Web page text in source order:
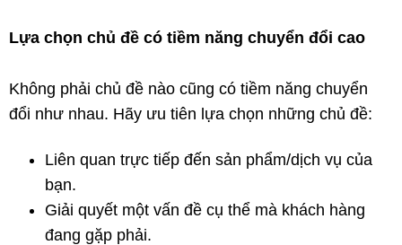
Lựa chọn chủ đề có tiềm năng chuyển đổi cao
Không phải chủ đề nào cũng có tiềm năng chuyển
đổi như nhau. Hãy ưu tiên lựa chọn những chủ đề:
Liên quan trực tiếp đến sản phẩm/dịch vụ của
bạn.
Giải quyết một vấn đề cụ thể mà khách hàng
đang gặp phải.